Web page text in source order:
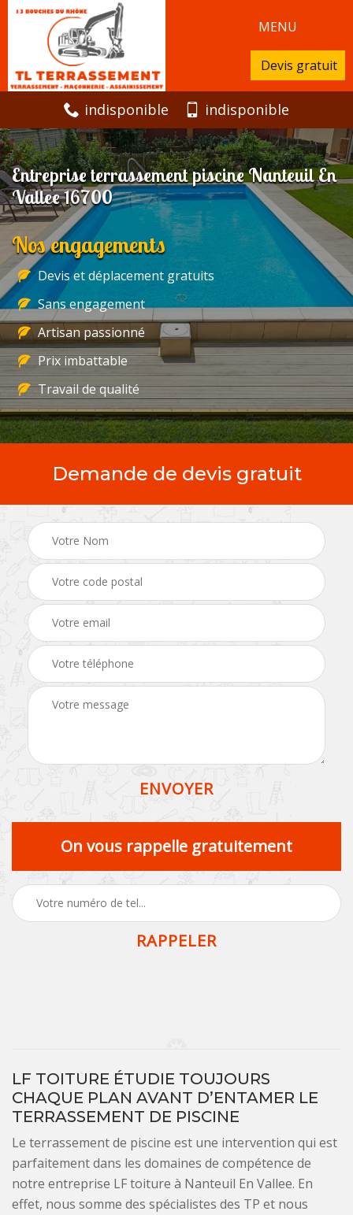
MENU
Devis gratuit
indisponible indisponible
Entreprise terrassement piscine Nanteuil En
Vallee 16700
Nos engagements
Devis et déplacement gratuits
Sans engagement
Artisan passionné
Prix imbattable
Travail de qualité
Demande de devis gratuit
On vous rappelle gratuitement
LF TOITURE ÉTUDIE TOUJOURS
CHAQUE PLAN AVANT D’ENTAMER LE
TERRASSEMENT DE PISCINE
Le terrassement de piscine est une intervention qui est
parfaitement dans les domaines de compétence de
notre entreprise LF toiture à Nanteuil En Vallee. En
effet, nous somme des spécialistes des TP et nous